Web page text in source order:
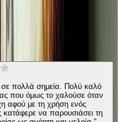
πολλά σημεία. Πολύ καλό
που όμως το χαλούσε όταν
αφού με τη χρήση ενός
να παρουσιάσει τη